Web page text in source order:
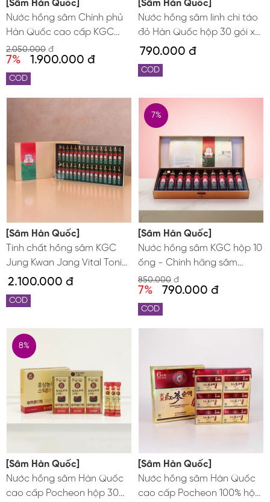
[Sâm Hàn Quốc]
Nước hồng sâm Chính phủ
Hàn Quốc cao cấp KGC
Plus Mild hộp 30 gói Jung
Kwan Jang
2.050.000 đ
7% 1.900.000 đ
COD
[Sâm Hàn Quốc]
Nước hồng sâm linh chi táo
đỏ Hàn Quốc hộp 30 gói x
80ml
790.000 đ
COD
[Sâm Hàn Quốc]
Tinh chất hồng sâm KGC
Jung Kwan Jang Vital Tonic
30 ống x 20ml
2.100.000 đ
COD
[Sâm Hàn Quốc]
Nước hồng sâm KGC hộp 10
ống - Chính hãng sâm
Chính phủ Hàn Quốc Jung
Kwan Jang
850.000 đ
7% 790.000 đ
7%
COD
[Sâm Hàn Quốc]
Nước hồng sâm Hàn Quốc
cao cấp Pocheon hộp 30
8%
[Sâm Hàn Quốc]
Nước hồng sâm Hàn Quốc
cao cấp Pocheon 100% hộp